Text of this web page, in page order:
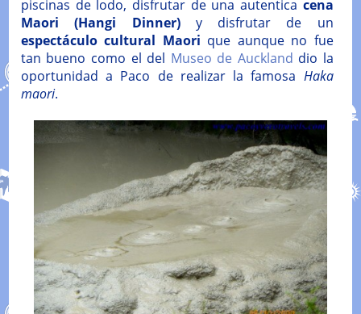
piscinas de lodo, disfrutar de una autentica cena
Maori (Hangi Dinner)y disfrutar de un
espectáculo cultural Maori que aunque no fue
tan bueno como el del Museo de Auckland dio la
oportunidad a Paco de realizar la famosa Haka
maori.